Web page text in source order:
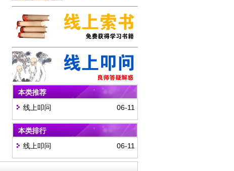
本类推荐
06-11
线上叩问
本类排行
06-11
线上叩问